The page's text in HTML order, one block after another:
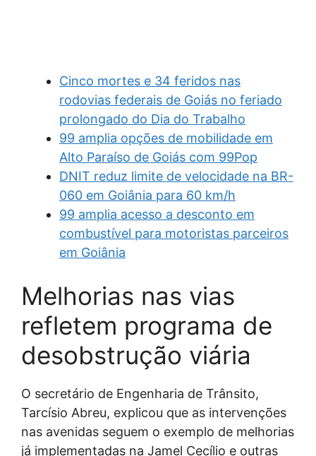
Cinco mortes e 34 feridos nas
rodovias federais de Goiás no feriado
prolongado do Dia do Trabalho
99 amplia opções de mobilidade em
Alto Paraíso de Goiás com 99Pop
DNIT reduz limite de velocidade na BR-
060 em Goiânia para 60 km/h
99 amplia acesso a desconto em
combustível para motoristas parceiros
em Goiânia
Melhorias nas vias
refletem programa de
desobstrução viária
O secretário de Engenharia de Trânsito,
Tarcísio Abreu, explicou que as intervenções
nas avenidas seguem o exemplo de melhorias
já implementadas na Jamel Cecílio e outras